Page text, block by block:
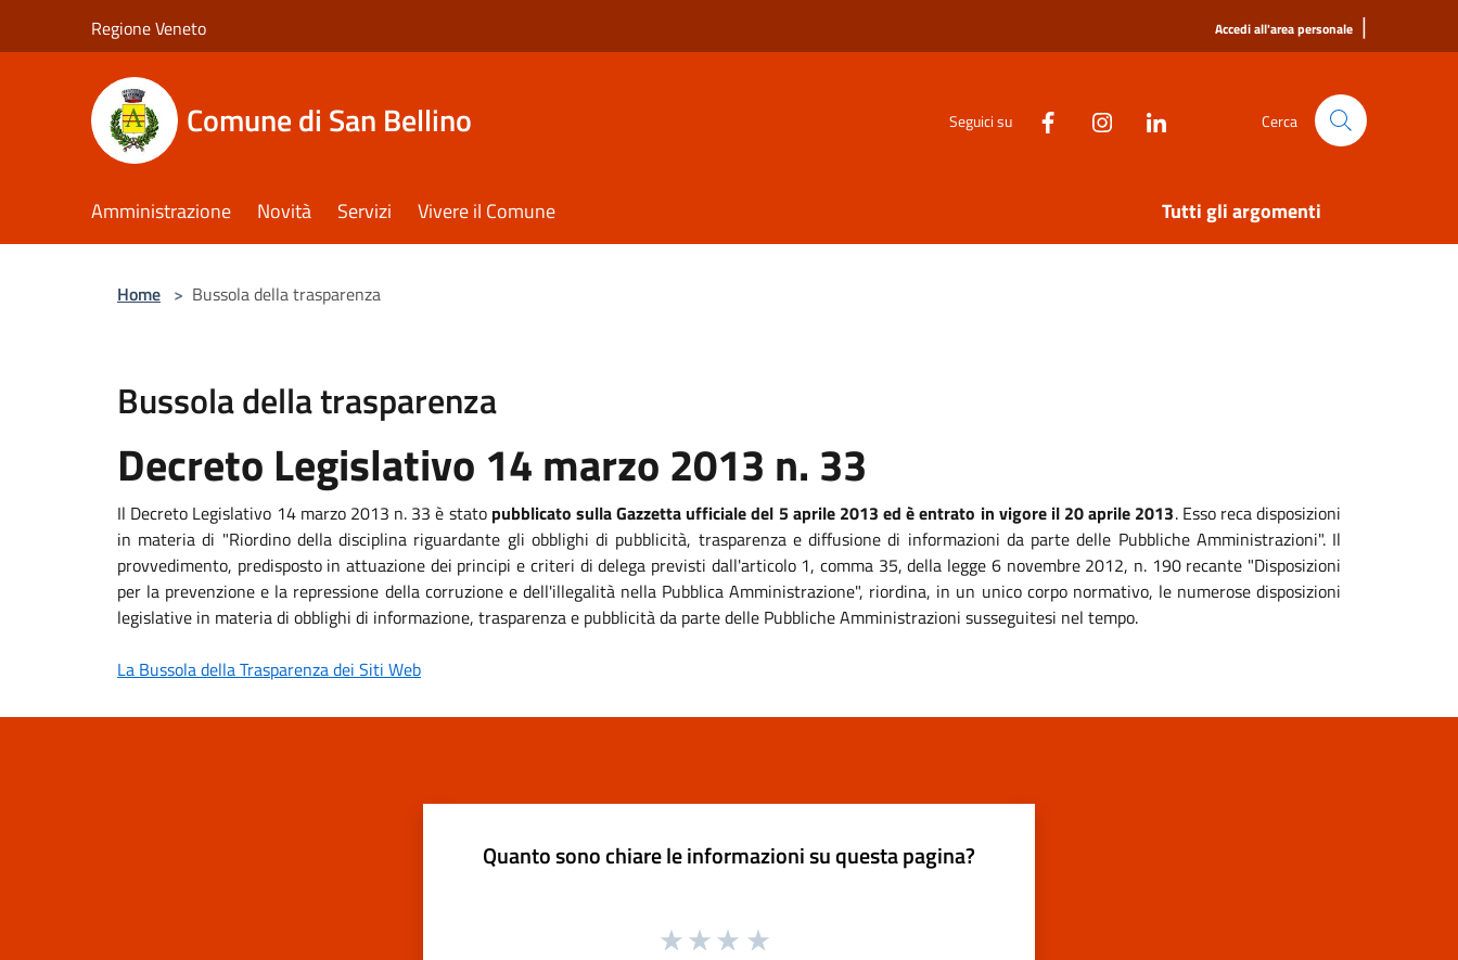
Regione Veneto Accedi all'area personale |
Comune di San Bellino Seguici su Cerca
Amministrazione Novità Servizi Vivere il Comune Tutti gli argomenti
Home > Bussola della trasparenza
Bussola della trasparenza
Decreto Legislativo 14 marzo 2013 n. 33
Il Decreto Legislativo 14 marzo 2013 n. 33 è stato pubblicato sulla Gazzetta ufficiale del 5 aprile 2013 ed è entrato in vigore il 20 aprile 2013. Esso reca disposizioni
in materia di "Riordino della disciplina riguardante gli obblighi di pubblicità, trasparenza e diffusione di informazioni da parte delle Pubbliche Amministrazioni". Il
provvedimento, predisposto in attuazione dei principi e criteri di delega previsti dall'articolo 1, comma 35, della legge 6 novembre 2012, n. 190 recante "Disposizioni
per la prevenzione e la repressione della corruzione e dell'illegalità nella Pubblica Amministrazione", riordina, in un unico corpo normativo, le numerose disposizioni
legislative in materia di obblighi di informazione, trasparenza e pubblicità da parte delle Pubbliche Amministrazioni susseguitesi nel tempo.
La Bussola della Trasparenza dei Siti Web
Quanto sono chiare le informazioni su questa pagina?